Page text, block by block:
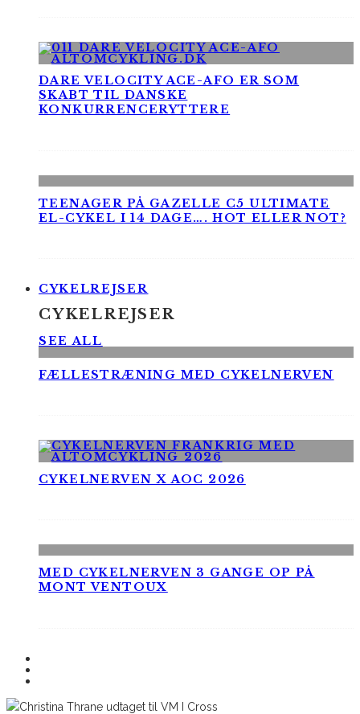
DARE VELOCITY ACE-AFO ER SOM
SKABT TIL DANSKE
KONKURRENCERYTTERE
TEENAGER PÅ GAZELLE C5 ULTIMATE
EL-CYKEL I 14 DAGE…. HOT ELLER NOT?
CYKELREJSER
CYKELREJSER
SEE ALL
FÆLLESTRÆNING MED CYKELNERVEN
CYKELNERVEN X AOC 2026
MED CYKELNERVEN 3 GANGE OP PÅ
MONT VENTOUX